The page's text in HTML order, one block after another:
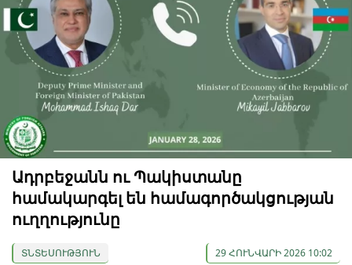
Ադրբեջանն ու Պակիստանը
համակարգել են համագործակցության
ուղղությունը
ՏՆՏԵՍՈՒԹՅՈՒՆ 29 ՀՈՒՆՎԱՐԻ 2026 10:02